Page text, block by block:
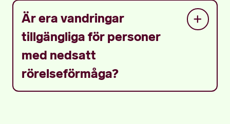
Är era vandringar
tillgängliga för personer
med nedsatt
rörelseförmåga?